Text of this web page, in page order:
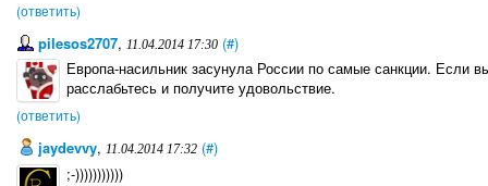
(ответить)
pilesos2707, 11.04.2014 17:30 (#)
Европа-насильник засунула России по самые санкции. Если
расслабьтесь и получите удовольствие.
(ответить)
jaydevvy, 11.04.2014 17:32 (#)
;-)))))))))))